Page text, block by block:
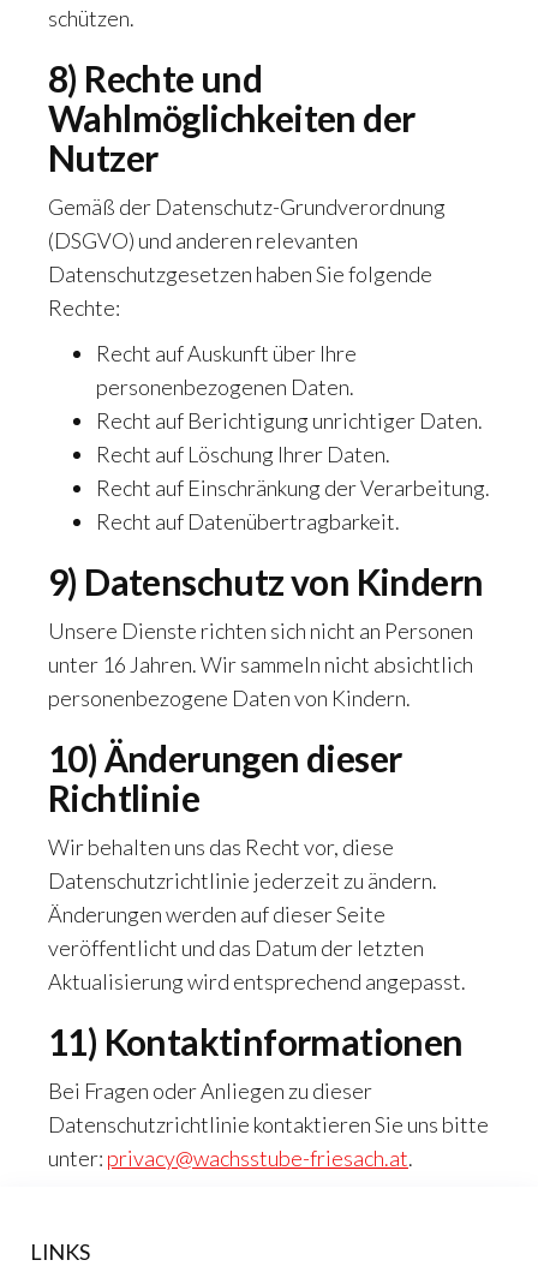
schützen.
8) Rechte und
Wahlmöglichkeiten der
Nutzer
Gemäß der Datenschutz-Grundverordnung
(DSGVO) und anderen relevanten
Datenschutzgesetzen haben Sie folgende
Rechte:
Recht auf Auskunft über Ihre
personenbezogenen Daten.
Recht auf Berichtigung unrichtiger Daten.
Recht auf Löschung Ihrer Daten.
Recht auf Einschränkung der Verarbeitung.
Recht auf Datenübertragbarkeit.
9) Datenschutz von Kindern
Unsere Dienste richten sich nicht an Personen
unter 16 Jahren. Wir sammeln nicht absichtlich
personenbezogene Daten von Kindern.
10) Änderungen dieser
Richtlinie
Wir behalten uns das Recht vor, diese
Datenschutzrichtlinie jederzeit zu ändern.
Änderungen werden auf dieser Seite
veröffentlicht und das Datum der letzten
Aktualisierung wird entsprechend angepasst.
11) Kontaktinformationen
Bei Fragen oder Anliegen zu dieser
Datenschutzrichtlinie kontaktieren Sie uns bitte
unter: privacy@wachsstube-friesach.at.
LINKS